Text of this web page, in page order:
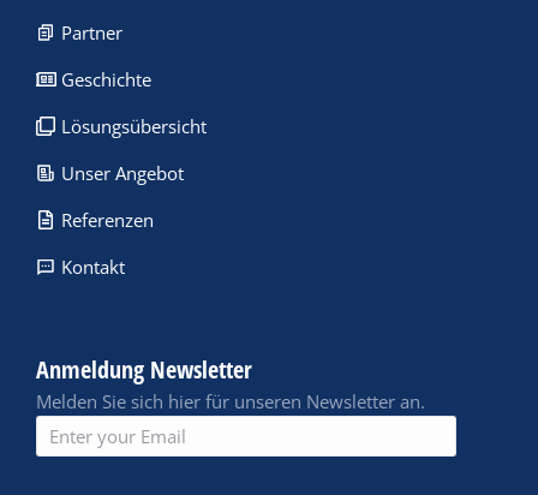
Partner
Geschichte
Lösungsübersicht
Unser Angebot
Referenzen
Kontakt
Anmeldung Newsletter
Melden Sie sich hier für unseren Newsletter an.